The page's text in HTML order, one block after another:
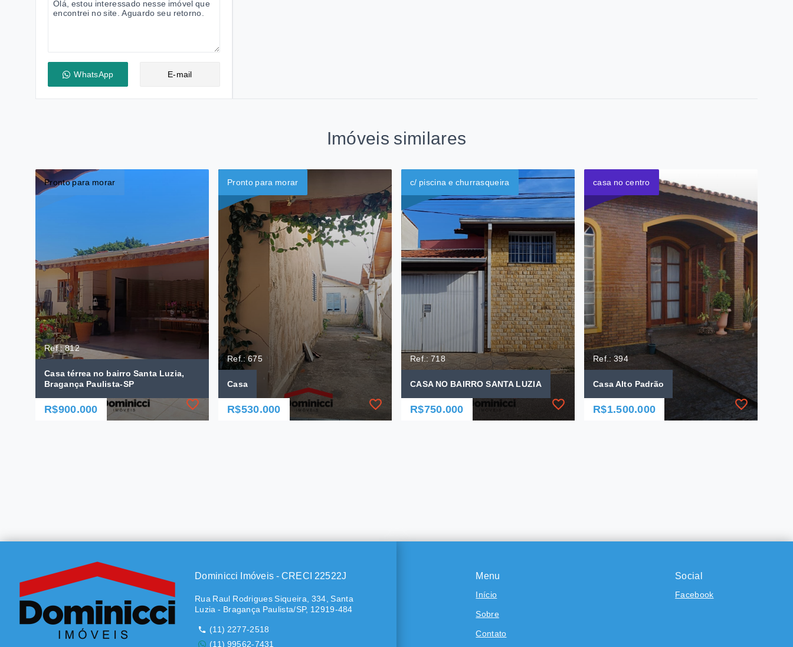
WhatsApp E-mail
Imóveis similares
Pronto para morar
Ref.: 812
Casa térrea no bairro Santa Luzia,
Bragança Paulista-SP
R$900.000
Paulista/SP
Pronto para morar
Ref.: 675
Casa
R$530.000
Paulista/SP
c/ piscina e churrasqueira
Ref.: 718
CASA NO BAIRRO SANTA LUZIA
R$750.000
188,71 m²
Santa Luzia - Bragança
casa no centro
Ref.: 394
Casa Alto Padrão
R$1.500.000
230 m²
Centro - Bragança
Menu
Início
Sobre
Contato
Social
Facebook
Dominicci Imóveis - CRECI 22522J
Rua Raul Rodrigues Siqueira, 334, Santa
Luzia - Bragança Paulista/SP, 12919-484
(11) 2277-2518
(11) 99562-7431